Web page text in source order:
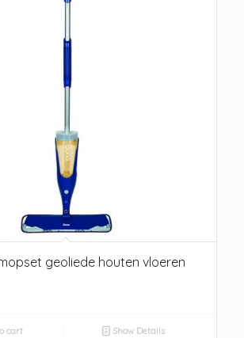
geoliede houten vloeren
cart Show Details